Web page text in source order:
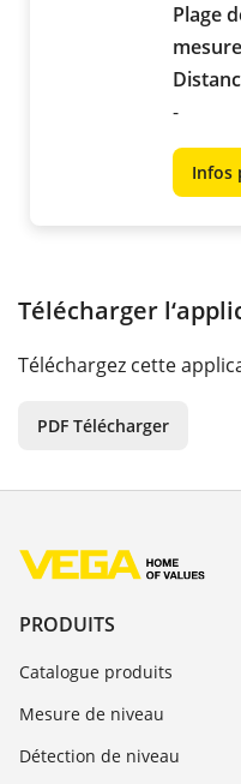
Plage
-
Infos
Télécharger
Téléchargez cette
PDF Télécharger
PRODUITS
Catalogue produits
Mesure de niveau
Détection de niveau